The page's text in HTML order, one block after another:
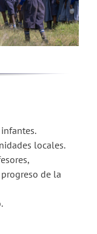
locales.
de la